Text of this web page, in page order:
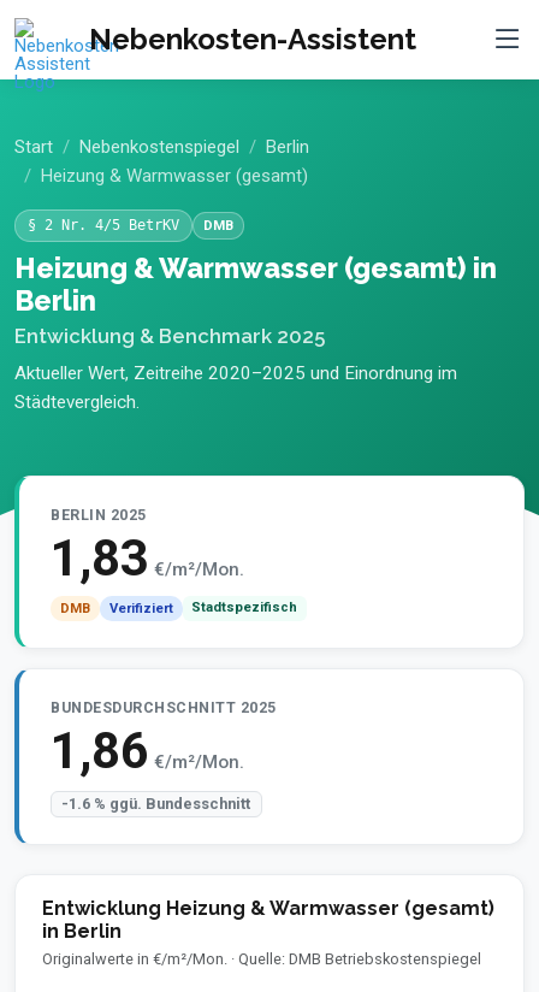
Nebenkosten-Assistent
Start Nebenkostenspiegel
Berlin
Heizung & Warmwasser (gesamt)
§ 2 Nr. 4/5 BetrKV DMB
Heizung & Warmwasser (gesamt) in
Berlin
Entwicklung & Benchmark 2025
Aktueller Wert, Zeitreihe 2020–2025 und Einordnung im
Städtevergleich.
BERLIN 2025
1,83 €/m²/Mon.
DMB Verifiziert Stadtspezifisch
BUNDESDURCHSCHNITT 2025
1,86 €/m²/Mon.
-1.6 % ggü. Bundesschnitt
Entwicklung Heizung & Warmwasser (gesamt)
in Berlin
Originalwerte in €/m²/Mon. · Quelle: DMB Betriebskostenspiegel